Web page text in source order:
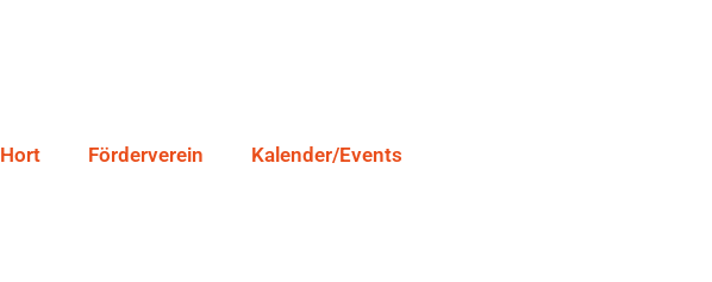
Hort Förderverein Kalender/Events